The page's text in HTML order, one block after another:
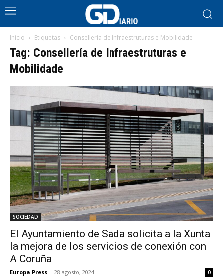
Inicio Etiquetas Consellería de Infraestruturas e Mobilidade
Tag: Consellería de Infraestruturas e
Mobilidade
SOCIEDAD
El Ayuntamiento de Sada solicita a la Xunta
la mejora de los servicios de conexión con
A Coruña
Europa Press - 28 agosto, 2024 0